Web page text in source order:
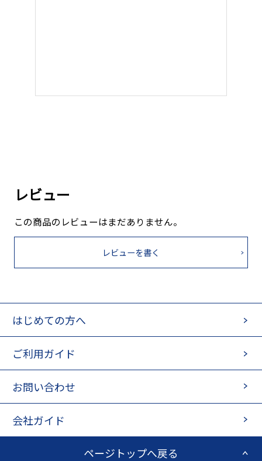
レビュー
この商品のレビューはまだありません。
レビューを書く
はじめての方へ
ご利用ガイド
お問い合わせ
会社ガイド
ページトップへ戻る